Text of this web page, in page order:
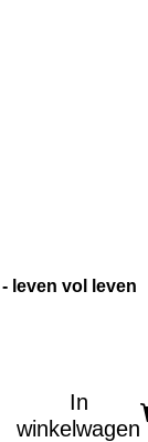
leven vol leven
In
winkelwagen